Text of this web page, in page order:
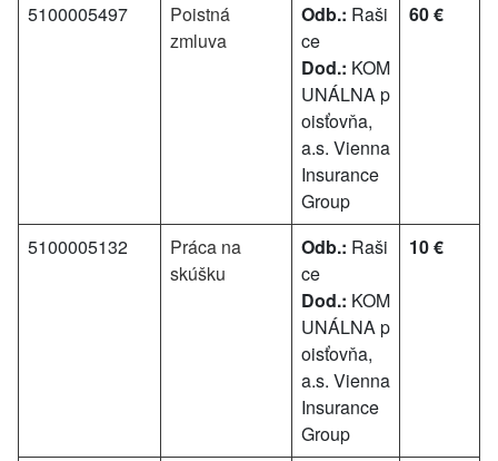
5100005497
Poistná
zmluva
Odb.: Raši
ce
Dod.: KOM
UNÁLNA p
oisťovňa,
a.s. Vienna
Insurance
Group
60 €
5100005132
Práca na
skúšku
Odb.: Raši
ce
Dod.: KOM
UNÁLNA p
oisťovňa,
a.s. Vienna
Insurance
Group
10 €